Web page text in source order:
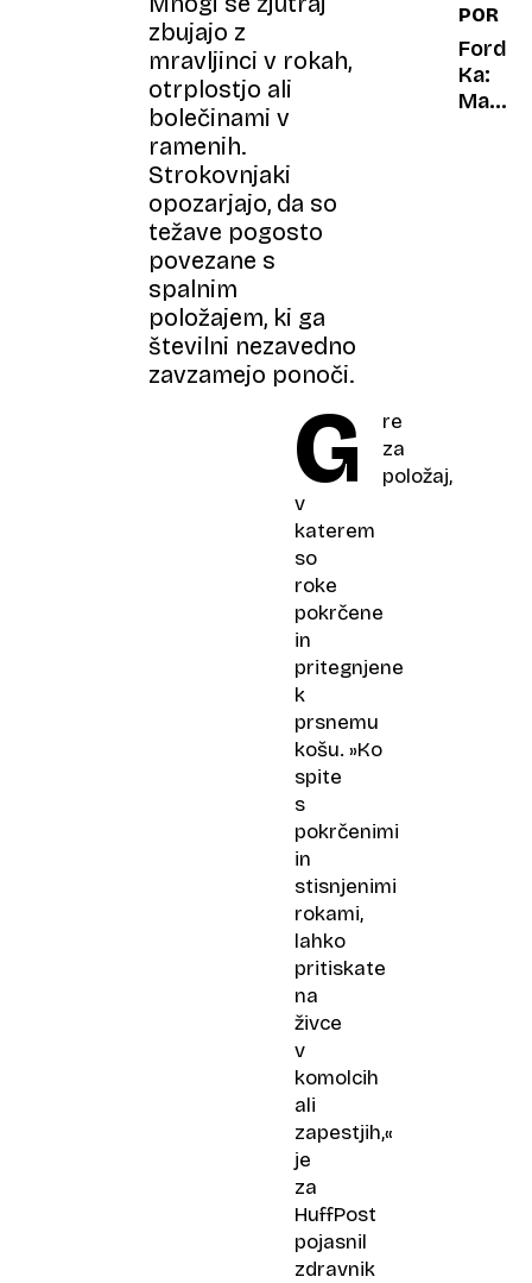
zbujajo z
mravljinci v rokah,
otrplostjo ali
bolečinami v
ramenih.
Strokovnjaki
opozarjajo, da so
težave pogosto
povezane s
spalnim
položajem, ki ga
številni nezavedno
zavzamejo ponoči.
G
re
za
položaj,
v
katerem
so
roke
pokrčene
in
pritegnjene
k
prsnemu
košu. »Ko
spite
s
pokrčenimi
in
stisnjenimi
rokami,
lahko
pritiskate
na
živce
v
komolcih
ali
zapestjih,«
je
za
HuffPost
pojasnil
zdravnik
vozila
dedek
in
babica
Ford
Ka:
Mali